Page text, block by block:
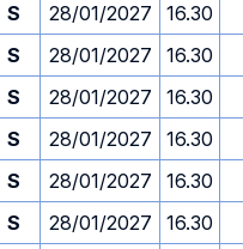
S 28/01/2027 16.30
S 28/01/2027 16.30
S 28/01/2027 16.30
S 28/01/2027 16.30
S 28/01/2027 16.30
S 28/01/2027 16.30